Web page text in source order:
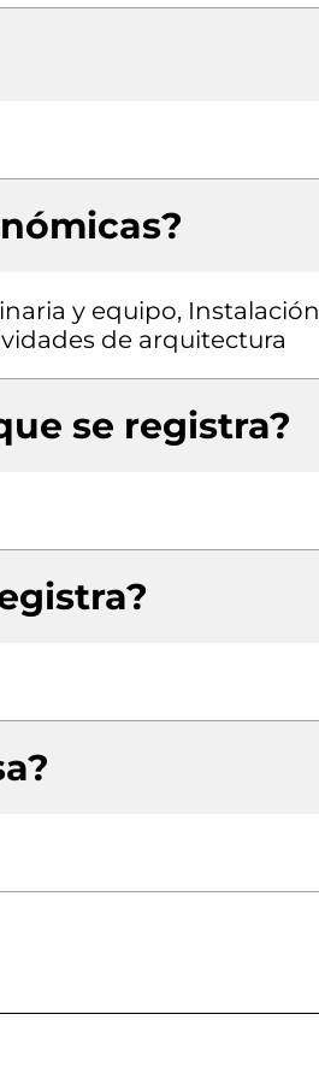
y equipo, Instalación
de arquitectura
se registra?